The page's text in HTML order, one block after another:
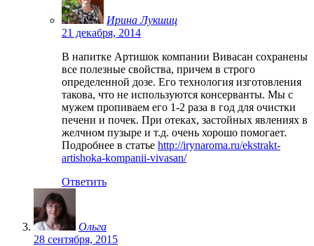
Ирина Лукшиц
21 декабря, 2014
В напитке Артишок компании Вивасан сохранены
все полезные свойства, причем в строго
определенной дозе. Его технология изготовления
такова, что не используются консерванты. Мы с
мужем пропиваем его 1-2 раза в год для очистки
печени и почек. При отеках, застойных явлениях в
желчном пузыре и т.д. очень хорошо помогает.
Подробнее в статье http://irynaroma.ru/ekstrakt-
artishoka-kompanii-vivasan/
Ответить
Ольга
28 сентября, 2015